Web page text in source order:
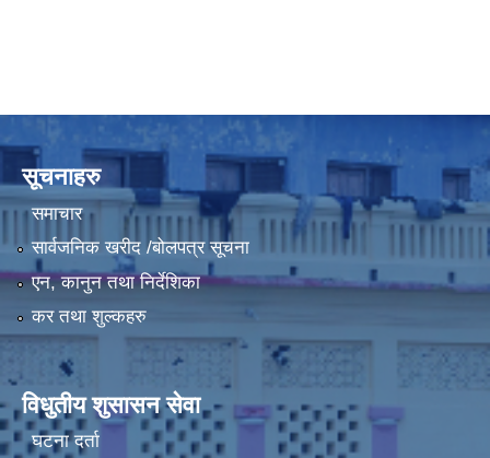
सूचनाहरु
समाचार
सार्वजनिक खरीद /बोलपत्र सूचना
एन, कानुन तथा निर्देशिका
कर तथा शुल्कहरु
विधुतीय शुसासन सेवा
घटना दर्ता